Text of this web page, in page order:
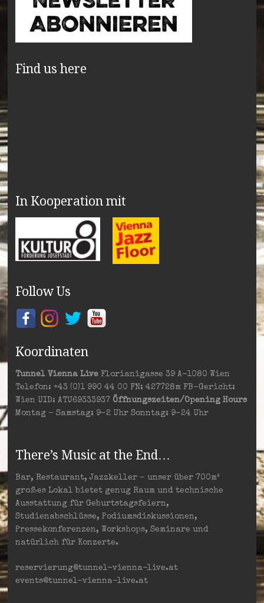
Find us here
In Kooperation mit
Follow Us
Koordinaten
Tunnel Vienna LiveFlorianigasse 39 A-1080 Wien
Telefon: +43 (0)1 990 44 00 FN: 427728m FB-Gericht:
Wien UID: ATU69333937 Öffnungszeiten/Opening Hours
Montag – Samstag: 9–2 Uhr Sonntag: 9–24 Uhr
There’s Music at the End…
Bar, Restaurant, Jazzkeller – unser über 700m²
großes Lokal bietet genug Raum und technische
Ausstattung für Geburtstagsfeiern,
Studienabschlüsse, Podiumsdiskussionen,
Pressekonferenzen, Workshops, Seminare und
natürlich für Konzerte.
reservierung@tunnel-vienna-live.at
events@tunnel-vienna-live.at